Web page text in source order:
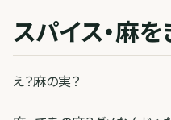
スパイス・麻
え？麻の実？